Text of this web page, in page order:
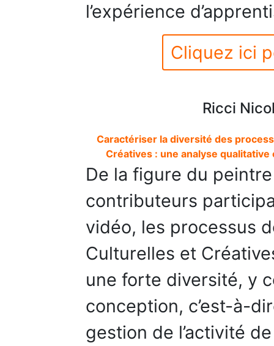
l’expérience
Cliquez ici
Ricci
Caractériser la diversité des
Créatives : une analyse
De la figure du
contributeurs
vidéo, les processus
Culturelles et
une forte diversité, y
conception, c’est-à-
gestion de l’activité